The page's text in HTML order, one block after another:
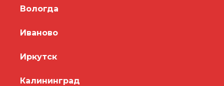
Вологда
Иваново
Иркутск
Калининград